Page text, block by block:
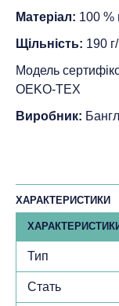
Матеріал: 100 %
Щільність: 190
Модель
ОEKO-TEX
Виробник:
ХАРАКТЕРИСТИКИ
Тип
Стать